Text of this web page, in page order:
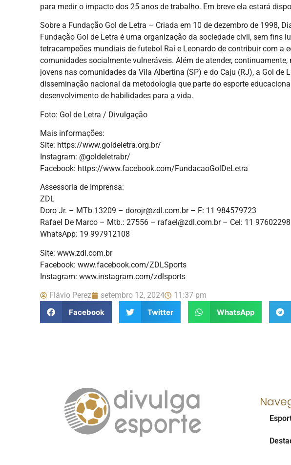
para medir o impacto dos 25 anos de trabalho. Em breve ela estará
Sobre a Fundação Gol de Letra – Criada em 10 de dezembro de 1998,
Fundação Gol de Letra é uma organização da sociedade civil, sem fins
tetracampeões mundiais de futebol Raí e Leonardo de contribuir com a
comunidades socialmente vulneráveis. Além de atender,
jovens nas comunidades da Vila Albertina (SP) e do Caju (RJ), a Gol de
disseminação nacional da metodologia que parte do esporte
desenvolvimento de habilidades para a vida.
Foto: Gol de Letra / Divulgação
Mais informações:
Site: https://www.goldeletra.org.br/
Instagram: @goldeletrabr/
Facebook: https://www.facebook.com/FundacaoGolDeLetra
Assessoria de Imprensa:
ZDL
Doro Jr. – MTb 13209 – dorojr@zdl.com.br – F: 11 984579723
Rafael De Marco – Mtb.: 27556 – rafael@zdl.com.br – Cel: 11
WhatsApp: 19 997912108
Site: www.zdl.com.br
Facebook: www.facebook.com/ZDLSports
Instagram: www.instagram.com/zdlsports
Flávio Perez setembro 12, 2024
11:37 pm
Facebook
Twitter WhatsApp